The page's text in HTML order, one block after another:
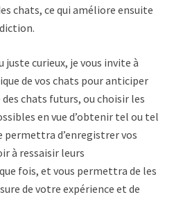
chats, ce qui améliore ensuite
juste curieux, je vous invite à
de vos chats pour anticiper
des chats futurs, ou choisir les
en vue d’obtenir tel ou tel
permettra d’enregistrer vos
à ressaisir leurs
fois, et vous permettra de les
de votre expérience et de